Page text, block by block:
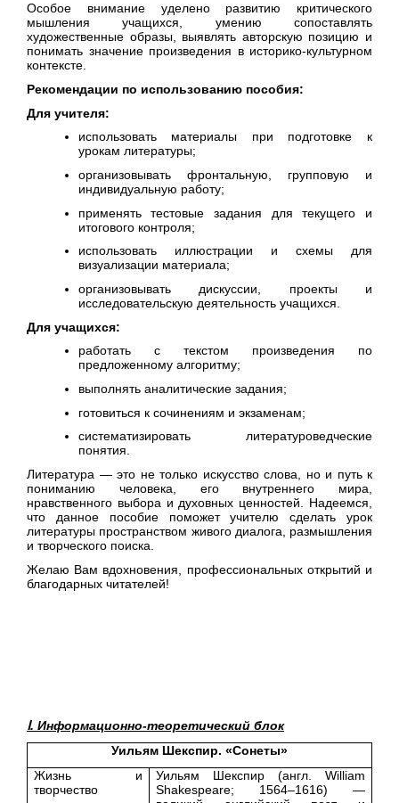
Особое внимание уделено развитию критического
мышления учащихся, умению сопоставлять
художественные образы, выявлять авторскую позицию и
понимать значение произведения в историко-культурном
контексте.
Рекомендации по использованию пособия:
Для учителя:
использовать материалы при подготовке к
урокам литературы;
организовывать фронтальную, групповую и
индивидуальную работу;
применять тестовые задания для текущего и
итогового контроля;
использовать иллюстрации и схемы для
визуализации материала;
организовывать дискуссии, проекты и
исследовательскую деятельность учащихся.
Для учащихся:
работать с текстом произведения по
предложенному алгоритму;
выполнять аналитические задания;
готовиться к сочинениям и экзаменам;
систематизировать литературоведческие
понятия.
Литература — это не только искусство слова, но и путь к
пониманию человека, его внутреннего мира,
нравственного выбора и духовных ценностей. Надеемся,
что данное пособие поможет учителю сделать урок
литературы пространством живого диалога, размышления
и творческого поиска.
Желаю Вам вдохновения, профессиональных открытий и
благодарных читателей!
Ⅰ. Информационно-теоретический блок
Уильям Шекспир. «Сонеты»
Жизнь и
творчество
Уильям Шекспир (англ. William
Shakespeare; 1564–1616) —